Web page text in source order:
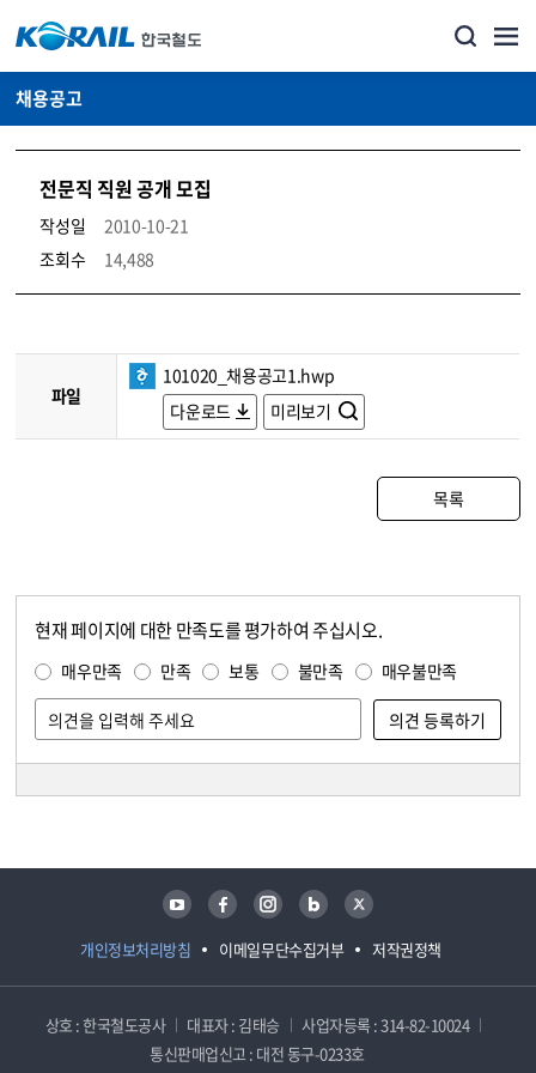
채용공고
전문직 직원 공개 모집
작성일
2010-10-21
조회수
14,488
코레일소개_경영공시_채용공고 상세보기 – 내용, 파일, 담당자 연락처로 구성
파일
101020_채용공고1.hwp
다운로드
미리보기
목록
현재 페이지에 대한 만족도를 평가하여 주십시오.
매우만족 만족 보통 불만족 매우불만족
개인정보처리방침 이메일무단수집거부 저작권정책
유튜브 페이스북 인스타그램 블로그 트위터
상호 : 한국철도공사 대표자 : 김태승
사업자등록 : 314-82-10024
통신판매업신고 : 대전 동구-0233호